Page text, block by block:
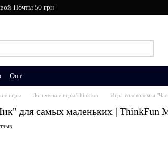
Почты 50 грн
Опт
игры Логические игры Thinkfun Игра-головоломка
для самых маленьких | ThinkFun